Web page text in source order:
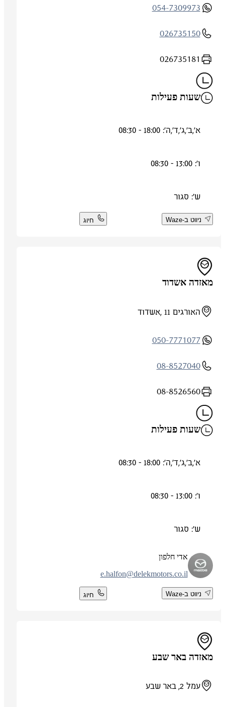
054-7309973
026735150
026735181
שעות פעילות
א',ב',ג',ד',ה': 18:00 - 08:30
ש': סגור
ניווט ב-Waze חיוג
מאזדה אשדוד
האורגים 11 ,אשדוד
050-7771077
08-8527040
08-8526560
שעות פעילות
א',ב',ג',ד',ה': 18:00 - 08:30
ש': סגור
אדי חלפון
e.halfon@delekmotors.co.il
ניווט ב-Waze חיוג
מאזדה באר שבע
עמל 2, באר שבע